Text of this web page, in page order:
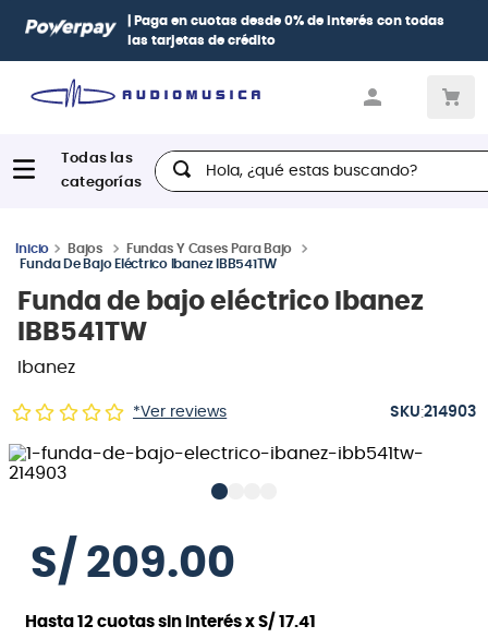
Paga con hasta 12 cuotas sin interesescon tarjetas BCP Visa,
Diners, BBVA e Interbank
Hola, ¿qué estas buscando?
Bajos
Fundas Y Cases Para Bajo
Funda De Bajo Eléctrico Ibanez IBB541TW
Funda de bajo eléctrico Ibanez
IBB541TW
Ibanez
*Ver reviews :214903
S/ 209.00
Hasta12 cuotas sin interés xS/ 17.41